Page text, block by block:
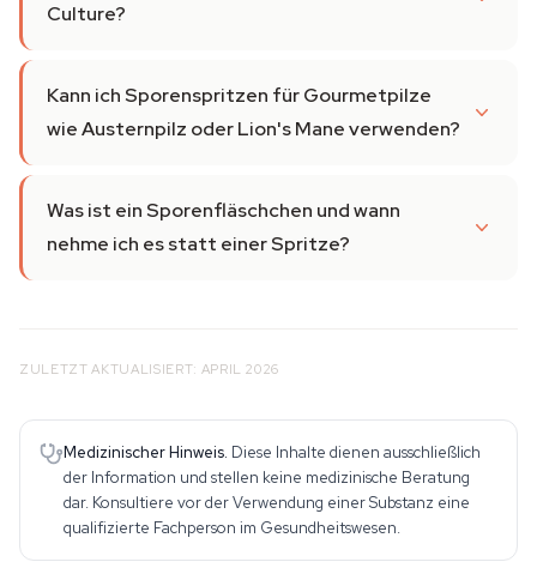
Culture?
Kann ich Sporenspritzen für Gourmetpilze
wie Austernpilz oder Lion's Mane verwenden?
Was ist ein Sporenfläschchen und wann
nehme ich es statt einer Spritze?
ZULETZT AKTUALISIERT: APRIL 2026
Medizinischer Hinweis. Diese Inhalte dienen ausschließlich
der Information und stellen keine medizinische Beratung
dar. Konsultiere vor der Verwendung einer Substanz eine
qualifizierte Fachperson im Gesundheitswesen.